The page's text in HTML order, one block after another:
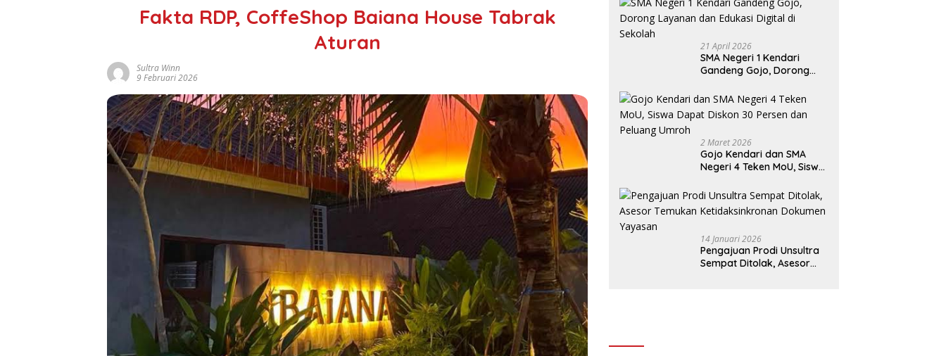
Fakta RDP, CoffeShop Baiana House Tabrak
Aturan
Sultra Winn
9 Februari 2026
21 April 2026
SMA Negeri 1 Kendari
Gandeng Gojo, Dorong
Digital di Sekolah
2 Maret 2026
Gojo Kendari dan SMA
Negeri 4 Teken MoU, Siswa
dan Peluang Umroh
14 Januari 2026
Pengajuan Prodi Unsultra
Sempat Ditolak, Asesor